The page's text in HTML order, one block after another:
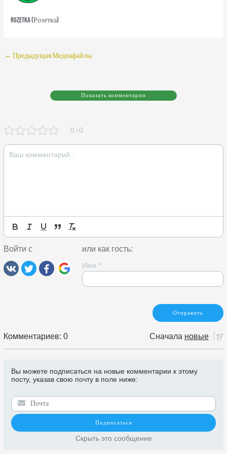
Rozetka (Розетка)
← Предыдущая Медиафайлы
Показать комментарии
0 /0
Войти с или как гость:
Имя *
Комментариев: 0 Сначала новые
Вы можете подписаться на новые комментарии к этому
посту, указав свою почту в поле ниже:
Скрыть это сообщение